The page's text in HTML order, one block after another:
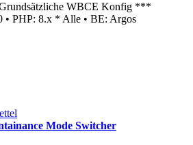
WBCE Konfig ***
• PHP: 8.x * Alle • BE: Argos
Mode Switcher